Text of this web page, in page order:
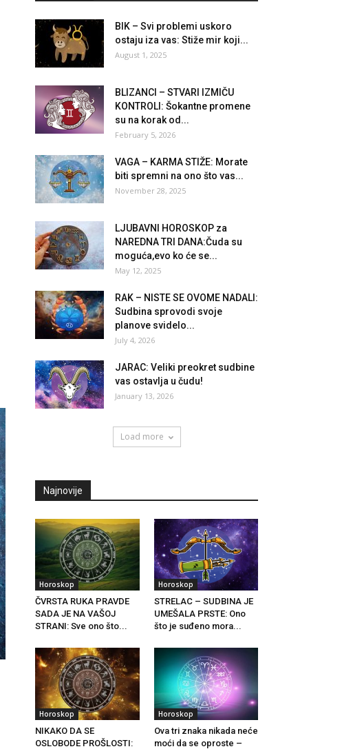
BIK – Svi problemi uskoro
ostaju iza vas: Stiže mir koji...
August 1, 2025
BLIZANCI – STVARI IZMIČU
KONTROLI: Šokantne promene
su na korak od...
February 5, 2026
VAGA – KARMA STIŽE: Morate
biti spremni na ono što vas...
November 28, 2025
LJUBAVNI HOROSKOP za
NAREDNA TRI DANA:Čuda su
moguća,evo ko će se...
May 12, 2025
RAK – NISTE SE OVOME NADALI:
Sudbina sprovodi svoje
planove svidelo...
July 4, 2026
JARAC: Veliki preokret sudbine
vas ostavlja u čudu!
January 13, 2026
Load more
Najnovije
Horoskop
ČVRSTA RUKA PRAVDE
SADA JE NA VAŠOJ
STRANI: Sve ono što...
Horoskop
STRELAC – SUDBINA JE
UMEŠALA PRSTE: Ono
što je suđeno mora...
Horoskop
NIKAKO DA SE
OSLOBODE PROŠLOSTI:
Horoskop
Ova tri znaka nikada neće
moći da se oproste –